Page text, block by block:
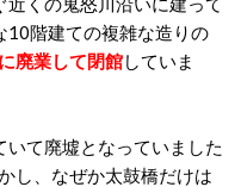
10階建ての複雑な造りの
廃業して閉館していま
て廃墟となっていました
し、なぜか太鼓橋だけは